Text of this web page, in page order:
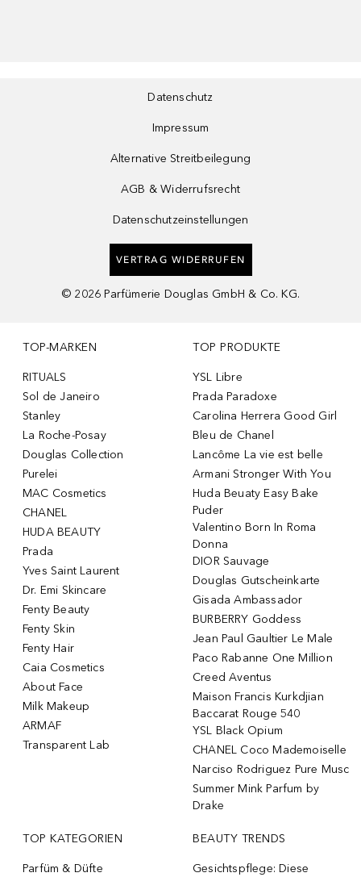
Datenschutz
Impressum
Alternative Streitbeilegung
AGB & Widerrufsrecht
Datenschutzeinstellungen
VERTRAG WIDERRUFEN
© 2026 Parfümerie Douglas GmbH & Co. KG.
TOP-MARKEN
RITUALS
Sol de Janeiro
Stanley
La Roche-Posay
Douglas Collection
Purelei
MAC Cosmetics
CHANEL
HUDA BEAUTY
Prada
Yves Saint Laurent
Dr. Emi Skincare
Fenty Beauty
Fenty Skin
Fenty Hair
Caia Cosmetics
About Face
Milk Makeup
ARMAF
Transparent Lab
TOP PRODUKTE
YSL Libre
Prada Paradoxe
Carolina Herrera Good Girl
Bleu de Chanel
Lancôme La vie est belle
Armani Stronger With You
Huda Beuaty Easy Bake
Puder
Valentino Born In Roma
Donna
DIOR Sauvage
Douglas Gutscheinkarte
Gisada Ambassador
BURBERRY Goddess
Jean Paul Gaultier Le Male
Paco Rabanne One Million
Creed Aventus
Maison Francis Kurkdjian
Baccarat Rouge 540
YSL Black Opium
CHANEL Coco Mademoiselle
Narciso Rodriguez Pure Musc
Summer Mink Parfum by
Drake
TOP KATEGORIEN
Parfüm & Düfte
BEAUTY TRENDS
Gesichtspflege: Diese